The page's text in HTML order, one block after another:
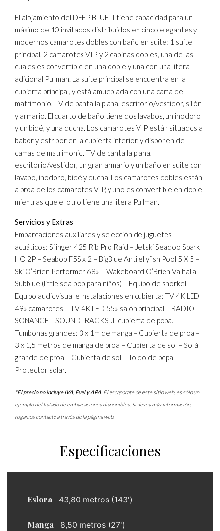
El alojamiento del DEEP BLUE II tiene capacidad para un
máximo de 10 invitados distribuidos en cinco elegantes y
modernos camarotes dobles con baño en suite: 1 suite
principal, 2 camarotes VIP, y 2 cabinas dobles, una de las
cuales es convertible en una doble y una con una litera
adicional Pullman. La suite principal se encuentra en la
cubierta principal, y está amueblada con una cama de
matrimonio, TV de pantalla plana, escritorio/vestidor, sillón
y armario. El cuarto de baño tiene dos lavabos, un inodoro
y un bidé, y una ducha. Los camarotes VIP están situados a
babor y estribor en la cubierta inferior, y disponen de
camas de matrimonio, TV de pantalla plana,
escritorio/vestidor, un gran armario y un baño en suite con
lavabo, inodoro, bidé y ducha. Los camarotes dobles están
a proa de los camarotes VIP, y uno es convertible en doble
mientras que el otro tiene una litera Pullman.
Servicios y Extras
Embarcaciones auxiliares y selección de juguetes
acuáticos: Silinger 425 Rib Pro Raid – Jetski Seadoo Spark
HO 2P – Seabob F5S x 2 – BigBlue Antijellyfish Pool 5 X 5 –
Ski O’Brien Performer 68» – Wakeboard O’Brien Valhalla –
Subblue (little sea bob para niños) – Equipo de snorkel –
Equipo audiovisual e instalaciones en cubierta: TV 4K LED
49» camarotes – TV 4K LED 55» salón principal – RADIO
SONANCE – SOUNDTRACKS JL cubierta de popa.
Tumbonas grandes: 3 x 1m de manga – Cubierta de proa –
3 x 1,5 metros de manga de proa – Cubierta de sol – Sofá
grande de proa – Cubierta de sol – Toldo de popa –
Protector solar.
*El precio no incluye IVA, Fuel y APA. El escaparate de este sitio web, es sólo un
ejemplo del listado de embarcaciones disponibles. Si desea más información,
rogamos contacte a través de la página web.
Especificaciones
Eslora 43,80 metros (143')
Manga 8,50 metros (27')